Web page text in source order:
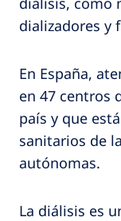
dializadores y
En España,
en 47 centros
país y que
sanitarios de
autónomas.
La diálisis es